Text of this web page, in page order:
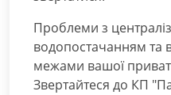
Проблеми з
водопостачанням та
межами вашої
Звертайтеся до КП